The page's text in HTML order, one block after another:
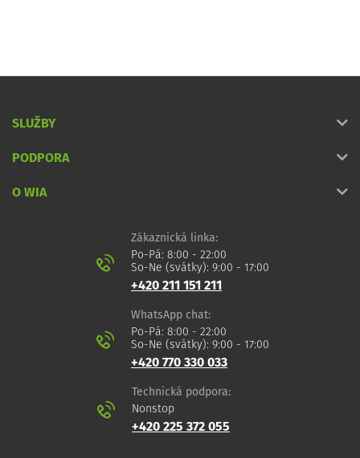
SLUŽBY
PODPORA
O WIA
Zákaznická linka:
Po-Pá: 8:00 - 22:00
So-Ne (svátky): 9:00 - 17:00
+420 211 151 211
WhatsApp chat:
Po-Pá: 8:00 - 22:00
So-Ne (svátky): 9:00 - 17:00
+420 770 330 033
Technická podpora:
Nonstop
+420 225 372 055